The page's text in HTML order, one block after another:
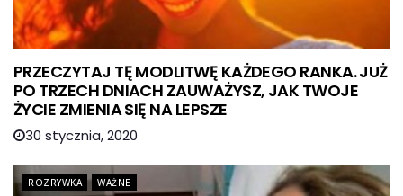
PRZECZYTAJ TĘ MODLITWĘ KAŻDEGO RANKA. JUŻ
PO TRZECH DNIACH ZAUWAŻYSZ, JAK TWOJE
ŻYCIE ZMIENIA SIĘ NA LEPSZE
30 stycznia, 2020
ROZRYWKA WAŻNE